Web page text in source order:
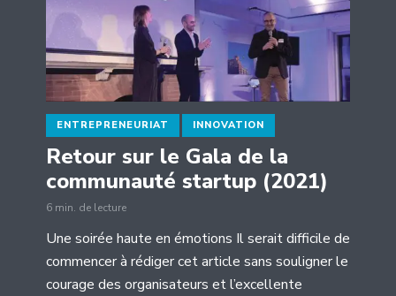
ENTREPRENEURIAT INNOVATION
Retour sur le Gala de la
communauté startup (2021)
6 min. de lecture
Une soirée haute en émotions Il serait difficile de
commencer à rédiger cet article sans souligner le
courage des organisateurs et l’excellente